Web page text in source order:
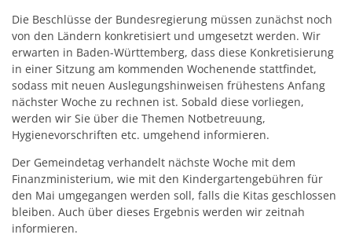
Die Beschlüsse der Bundesregierung müssen zunächst noch
von den Ländern konkretisiert und umgesetzt werden. Wir
erwarten in Baden-Württemberg, dass diese Konkretisierung
in einer Sitzung am kommenden Wochenende stattfindet,
sodass mit neuen Auslegungshinweisen frühestens Anfang
nächster Woche zu rechnen ist. Sobald diese vorliegen,
werden wir Sie über die Themen Notbetreuung,
Hygienevorschriften etc. umgehend informieren.
Der Gemeindetag verhandelt nächste Woche mit dem
Finanzministerium, wie mit den Kindergartengebühren für
den Mai umgegangen werden soll, falls die Kitas geschlossen
bleiben. Auch über dieses Ergebnis werden wir zeitnah
informieren.